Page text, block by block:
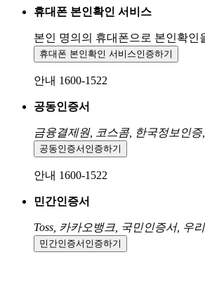
휴대폰 본인확인 서비스
본인 명의의 휴대폰으로 본인확인
휴대폰 본인확인 서비스인증하기
안내 1600-1522
공동인증서
금융결제원, 코스콤, 한국정보인
공동인증서 인증하기
안내 1600-1522
민간인증서
Toss, 카카오뱅크, 국민인증서, 우
민간인증서 인증하기